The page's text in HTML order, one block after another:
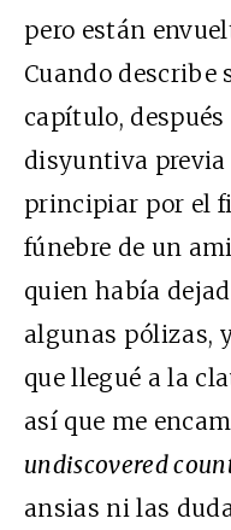
pero están
Cuando describe
capítulo,
disyuntiva previa
principiar por el
fúnebre de un
quien había
algunas pólizas,
que llegué a la
así que me
undiscovered
ansias ni las